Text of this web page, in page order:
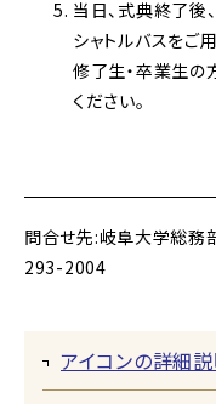
当日、式典終了
シャトルバスをご
修了生・卒業生
ください。
問合せ先:岐阜大学総
293-2004
アイコンの詳細